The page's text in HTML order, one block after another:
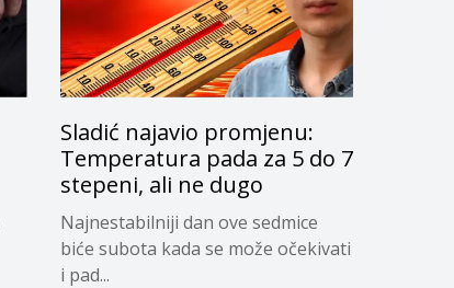
Sladić najavio promjenu:
Temperatura pada za 5 do 7
stepeni, ali ne dugo
Najnestabilniji dan ove sedmice
biće subota kada se može očekivati
i pad...